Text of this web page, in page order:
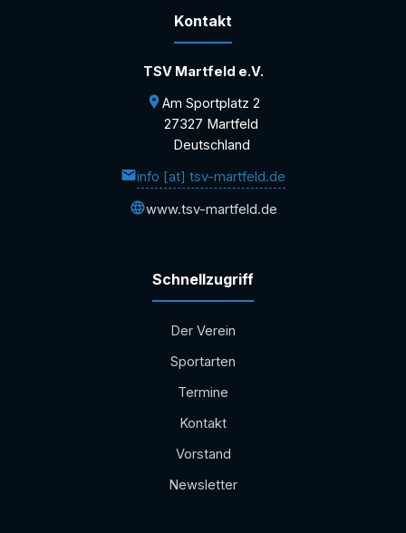
Kontakt
TSV Martfeld e.V.
Am Sportplatz 2
27327 Martfeld
Deutschland
info [at] tsv-martfeld.de
www.tsv-martfeld.de
Schnellzugriff
Der Verein
Sportarten
Termine
Kontakt
Vorstand
Newsletter